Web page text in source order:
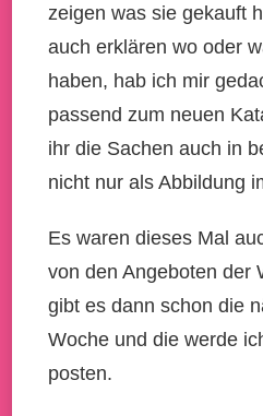
zeigen was sie gekauft
auch erklären wo oder
haben, hab ich mir
passend zum neuen
ihr die Sachen auch in
nicht nur als Abbildung
Es waren dieses Mal
von den Angeboten der
gibt es dann schon die
Woche und die werde
posten.